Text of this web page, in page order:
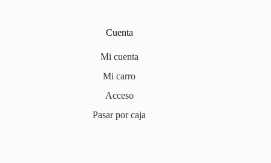
Cuenta
Mi cuenta
Mi carro
Acceso
Pasar por caja